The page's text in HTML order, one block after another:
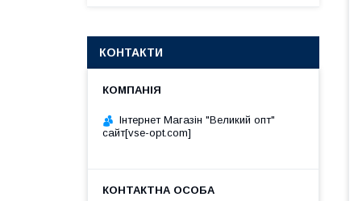
КОНТАКТИ
Інтернет Магазін "Великий опт"
сайт[vse-opt.com]